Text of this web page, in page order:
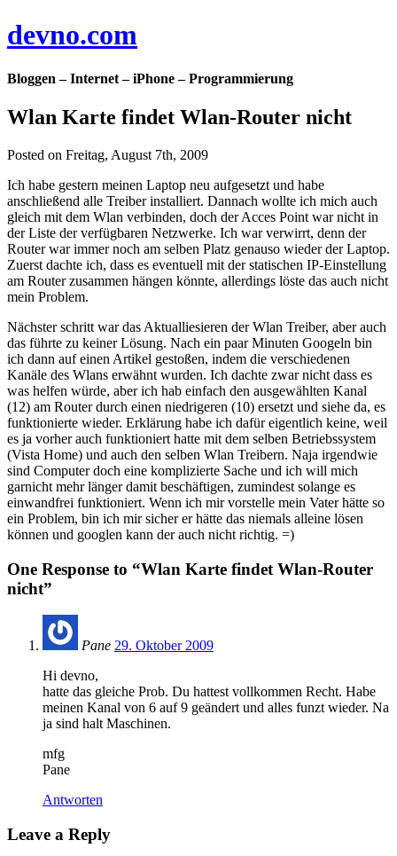
devno.com
Bloggen – Internet – iPhone – Programmierung
Wlan Karte findet Wlan-Router nicht
Posted on Freitag, August 7th, 2009
Ich habe gestern meinen Laptop neu aufgesetzt und habe
anschließend alle Treiber installiert. Dannach wollte ich mich auch
gleich mit dem Wlan verbinden, doch der Acces Point war nicht in
der Liste der verfügbaren Netzwerke. Ich war verwirrt, denn der
Router war immer noch am selben Platz genauso wieder der Laptop.
Zuerst dachte ich, dass es eventuell mit der statischen IP-Einstellung
am Router zusammen hängen könnte, allerdings löste das auch nicht
mein Problem.
Nächster schritt war das Aktualliesieren der Wlan Treiber, aber auch
das führte zu keiner Lösung. Nach ein paar Minuten Googeln bin
ich dann auf einen Artikel gestoßen, indem die verschiedenen
Kanäle des Wlans erwähnt wurden. Ich dachte zwar nicht dass es
was helfen würde, aber ich hab einfach den ausgewählten Kanal
(12) am Router durch einen niedrigeren (10) ersetzt und siehe da, es
funktionierte wieder. Erklärung habe ich dafür eigentlich keine, weil
es ja vorher auch funktioniert hatte mit dem selben Betriebssystem
(Vista Home) und auch den selben Wlan Treibern. Naja irgendwie
sind Computer doch eine komplizierte Sache und ich will mich
garnicht mehr länger damit beschäftigen, zumindest solange es
einwandfrei funktioniert. Wenn ich mir vorstelle mein Vater hätte so
ein Problem, bin ich mir sicher er hätte das niemals alleine lösen
können und googlen kann der auch nicht richtig. =)
One Response to “Wlan Karte findet Wlan-Router
nicht”
Pane 29. Oktober 2009
Hi devno,
hatte das gleiche Prob. Du hattest vollkommen Recht. Habe
meinen Kanal von 6 auf 9 geändert und alles funzt wieder. Na
ja sind halt Maschinen.
mfg
Pane
Antworten
Leave a Reply